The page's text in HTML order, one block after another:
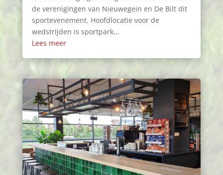
de verenigingen van Nieuwegein en De Bilt dit
sportevenement. Hoofdlocatie voor de
wedstrijden is sportpark...
Lees meer